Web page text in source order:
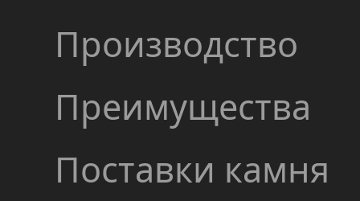
Производство
Преимущества
Поставки камня